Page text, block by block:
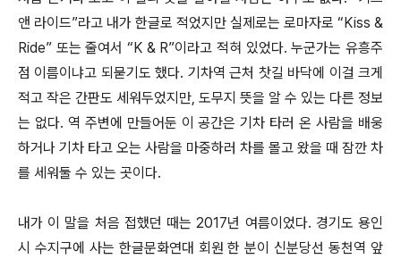
앤 라이드”라고 내가 한글로 적었지만 실제로는 로마자로 “Kiss &
Ride” 또는 줄여서 “K & R”이라고 적혀 있었다. 누군가는 유흥주
점 이름이냐고 되묻기도 했다. 기차역 근처 찻길 바닥에 이걸 크게
적고 작은 간판도 세워두었지만, 도무지 뜻을 알 수 있는 다른 정보
는 없다. 역 주변에 만들어둔 이 공간은 기차 타러 온 사람을 배웅
하거나 기차 타고 오는 사람을 마중하러 차를 몰고 왔을 때 잠깐 차
를 세워둘 수 있는 곳이다.
내가 이 말을 처음 접했던 때는 2017년 여름이었다. 경기도 용인
시 수지구에 사는 한글문화연대 회원 한 분이 신분당선 동천역 앞